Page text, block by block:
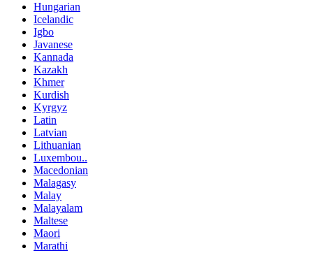
Hungarian
Icelandic
Igbo
Javanese
Kannada
Kazakh
Khmer
Kurdish
Kyrgyz
Latin
Latvian
Lithuanian
Luxembou..
Macedonian
Malagasy
Malay
Malayalam
Maltese
Maori
Marathi